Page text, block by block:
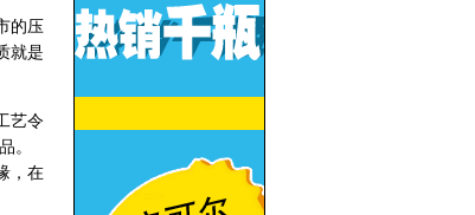
的压
就是
艺令
。
，在